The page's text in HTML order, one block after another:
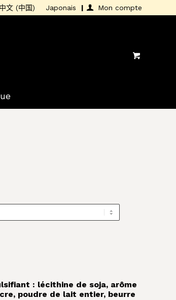
中文 (中国) Japonais Mon compte
: lécithine de soja, arôme
poudre de lait entier, beurre